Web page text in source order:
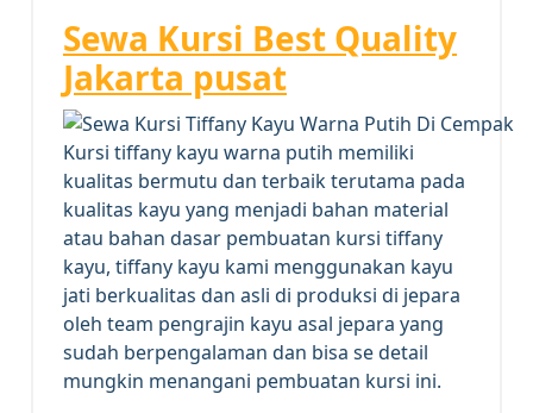
Sewa Kursi Best Quality
Jakarta pusat
Kursi tiffany kayu warna putih memiliki
kualitas bermutu dan terbaik terutama pada
kualitas kayu yang menjadi bahan material
atau bahan dasar pembuatan kursi tiffany
kayu, tiffany kayu kami menggunakan kayu
jati berkualitas dan asli di produksi di jepara
oleh team pengrajin kayu asal jepara yang
sudah berpengalaman dan bisa se detail
mungkin menangani pembuatan kursi ini.